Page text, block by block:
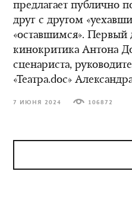
предлагает публично
друг с другом
«оставшимся». Первый
кинокритика Антона
сценариста,
«Театра.doc»
7 ИЮНЯ 2024 106872